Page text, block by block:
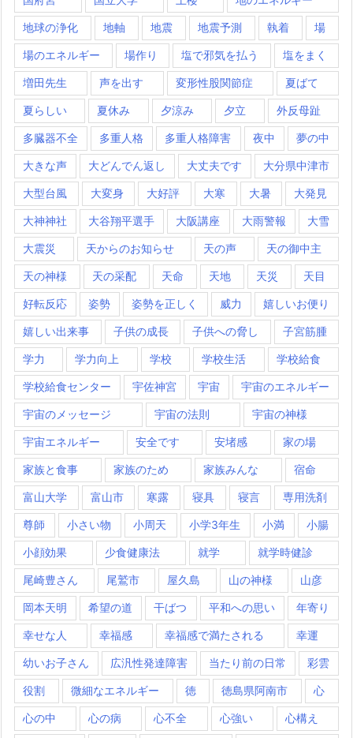
地球の浄化 地軸 地震 地震予測 執着 場
場のエネルギー 場作り 塩で邪気を払う 塩をまく
増田先生 声を出す 変形性股関節症 夏ばて
夏らしい 夏休み 夕涼み 夕立 外反母趾
多臓器不全 多重人格 多重人格障害 夜中 夢の中
大きな声 大どんでん返し 大丈夫です 大分県中津市
大型台風 大変身 大好評 大寒 大暑 大発見
大神神社 大谷翔平選手 大阪講座 大雨警報 大雪
大震災 天からのお知らせ 天の声 天の御中主
天の神様 天の采配 天命 天地 天災 天目
好転反応 姿勢 姿勢を正しく 威力 嬉しいお便り
嬉しい出来事 子供の成長 子供への脅し 子宮筋腫
学力 学力向上 学校 学校生活 学校給食
学校給食センター 宇佐神宮 宇宙 宇宙のエネルギー
宇宙のメッセージ 宇宙の法則 宇宙の神様
宇宙エネルギー 安全です 安堵感 家の場
家族と食事 家族のため 家族みんな 宿命
富山大学 富山市 寒露 寝具 寝言 専用洗剤
尊師 小さい物 小周天 小学3年生 小満 小腸
小顔効果 少食健康法 就学 就学時健診
尾崎豊さん 尾鷲市 屋久島 山の神様 山彦
岡本天明 希望の道 干ばつ 平和への思い 年寄り
幸せな人 幸福感 幸福感で満たされる 幸運
幼いお子さん 広汎性発達障害 当たり前の日常 彩雲
役割 微細なエネルギー 徳 徳島県阿南市 心
心の中 心の病 心不全 心強い 心構え